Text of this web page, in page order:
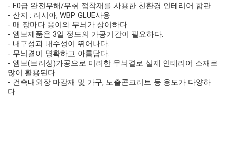
- F0급 완전무해/무취 접착재를 사용한 친환경 인테리어 합판
- 산지 : 러시아, WBP GLUE사용
- 매 장마다 옹이와 무늬가 상이하다.
- 엠보제품은 3일 정도의 가공기간이 필요하다.
- 내구성과 내수성이 뛰어나다.
- 무늬결이 명확하고 아름답다.
- 엠보(브러싱)가공으로 미려한 무늬결로 실제 인테리어 소재로
많이 활용된다.
- 건축내외장 마감재 및 가구, 노출콘크리트 등 용도가 다양하
다.